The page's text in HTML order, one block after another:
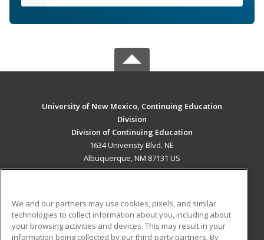
University of New Mexico, Continuing Education
Division
Division of Continuing Education
1634 Univeristy Blvd. NE
Albuquerque, NM 87131 US
ADDITIONAL RESOURCES
We and our partners may use cookies, pixels, and similar
technologies to collect information about you, including about
your browsing activities and devices. This may result in your
information being collected by our third-party partners. By